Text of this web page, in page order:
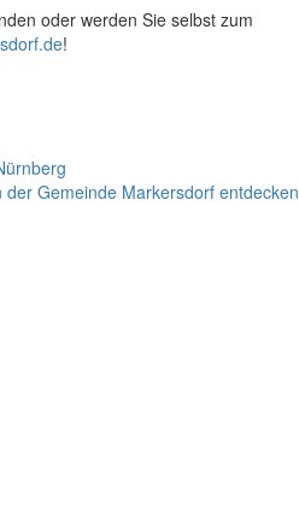
oder werden Sie selbst zum
!